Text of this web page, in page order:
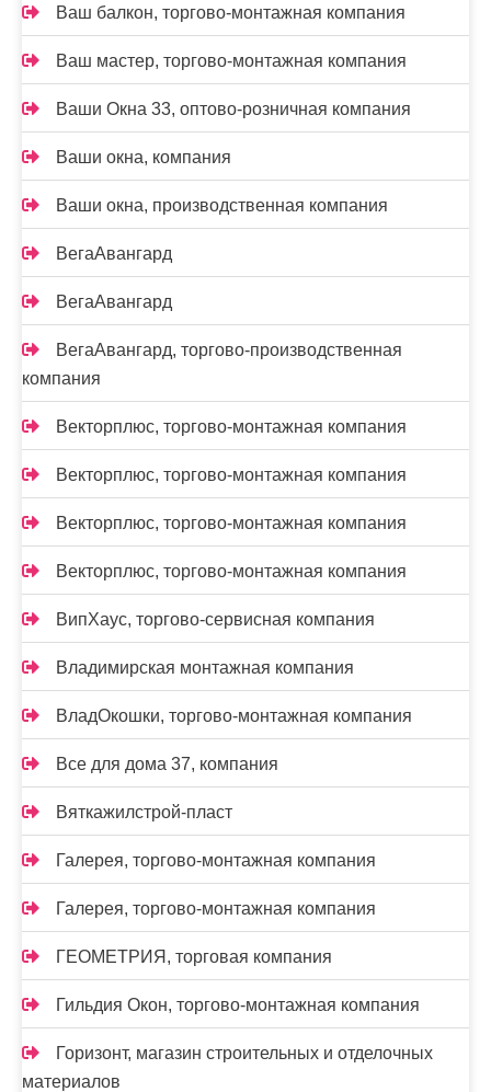
Ваш балкон, торгово-монтажная компания
Ваш мастер, торгово-монтажная компания
Ваши Окна 33, оптово-розничная компания
Ваши окна, компания
Ваши окна, производственная компания
ВегаАвангард
ВегаАвангард
ВегаАвангард, торгово-производственная
компания
Векторплюс, торгово-монтажная компания
Векторплюс, торгово-монтажная компания
Векторплюс, торгово-монтажная компания
Векторплюс, торгово-монтажная компания
ВипХаус, торгово-сервисная компания
Владимирская монтажная компания
ВладОкошки, торгово-монтажная компания
Все для дома 37, компания
Вяткажилстрой-пласт
Галерея, торгово-монтажная компания
Галерея, торгово-монтажная компания
ГЕОМЕТРИЯ, торговая компания
Гильдия Окон, торгово-монтажная компания
Горизонт, магазин строительных и отделочных
материалов